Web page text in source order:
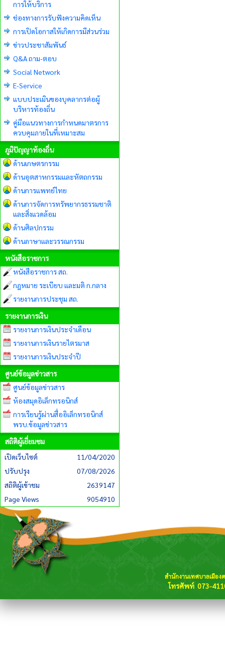
การให้บริการ
ช่องทางการรับฟังความคิดเห็น
การเปิดโอกาสให้เกิดการมีส่วนร่วม
ข่าวประชาสัมพันธ์
Q&A ถาม-ตอบ
Social Network
E-Service
แบบประเมินของบุคลากรต่อผู้
บริหารท้องถิ่น
คู่มือแนวทางการกำหนดมาตรการ
ควบคุมภายในที่เหมาะสม
ภูมิปัญญาท้องถิ่น
ด้านเกษตรกรรม
ด้านอุตสาหกรรมและหัตถกรรม
ด้านการแพทย์ไทย
ด้านการจัดการทรัพยากรธรรมชาติ
และสิ่งแวดล้อม
ด้านศิลปกรรม
ด้านภาษาและวรรณกรรม
หนังสือราชการ
หนังสือราชการ สถ.
กฎหมาย ระเบียบ และมติ ก.กลาง
รายงานการประชุม สถ.
รายงานการเงิน
รายงานการเงินประจำเดือน
รายงานการเงินรายไตรมาส
รายงานการเงินประจำปี
ศูนย์ข้อมูลข่าวสาร
ศูนย์ข้อมูลข่าวสาร
ห้องสมุดอิเล็กทรอนิกส์
การเรียนรู้ผ่านสื่ออิเล็กทรอนิกส์
พรบ.ข้อมูลข่าวสาร
สถิติผู้เยี่ยมชม
เปิดเว็บไซต์
11/04/2020
ปรับปรุง
07/08/2026
สถิติผู้เข้าชม
2639147
Page Views
9054910
สำนักงานเทศบาลเมือ
โทรศัพท์ 073-